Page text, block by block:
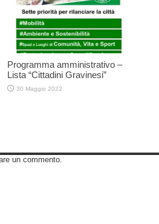
Programma amministrativo –
Lista “Cittadini Gravinesi”
30 Maggio 2022
un commento.